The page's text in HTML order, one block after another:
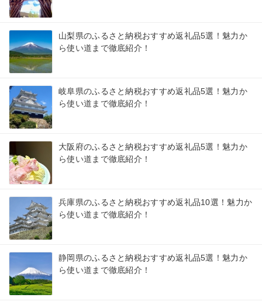
山梨県のふるさと納税おすすめ返礼品5選！魅力か
ら使い道まで徹底紹介！
岐阜県のふるさと納税おすすめ返礼品5選！魅力か
ら使い道まで徹底紹介！
大阪府のふるさと納税おすすめ返礼品5選！魅力か
ら使い道まで徹底紹介！
兵庫県のふるさと納税おすすめ返礼品10選！魅力か
ら使い道まで徹底紹介！
静岡県のふるさと納税おすすめ返礼品5選！魅力か
ら使い道まで徹底紹介！